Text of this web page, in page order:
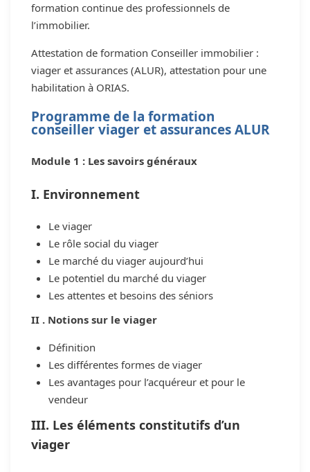
formation continue des professionnels de
l’immobilier.
Attestation de formation Conseiller immobilier :
viager et assurances (ALUR), attestation pour une
habilitation à ORIAS.
Programme de la formation
conseiller viager et assurances ALUR
Module 1 : Les savoirs généraux
I. Environnement
Le viager
Le rôle social du viager
Le marché du viager aujourd’hui
Le potentiel du marché du viager
Les attentes et besoins des séniors
II . Notions sur le viager
Définition
Les différentes formes de viager
Les avantages pour l’acquéreur et pour le
vendeur
III. Les éléments constitutifs d’un
viager